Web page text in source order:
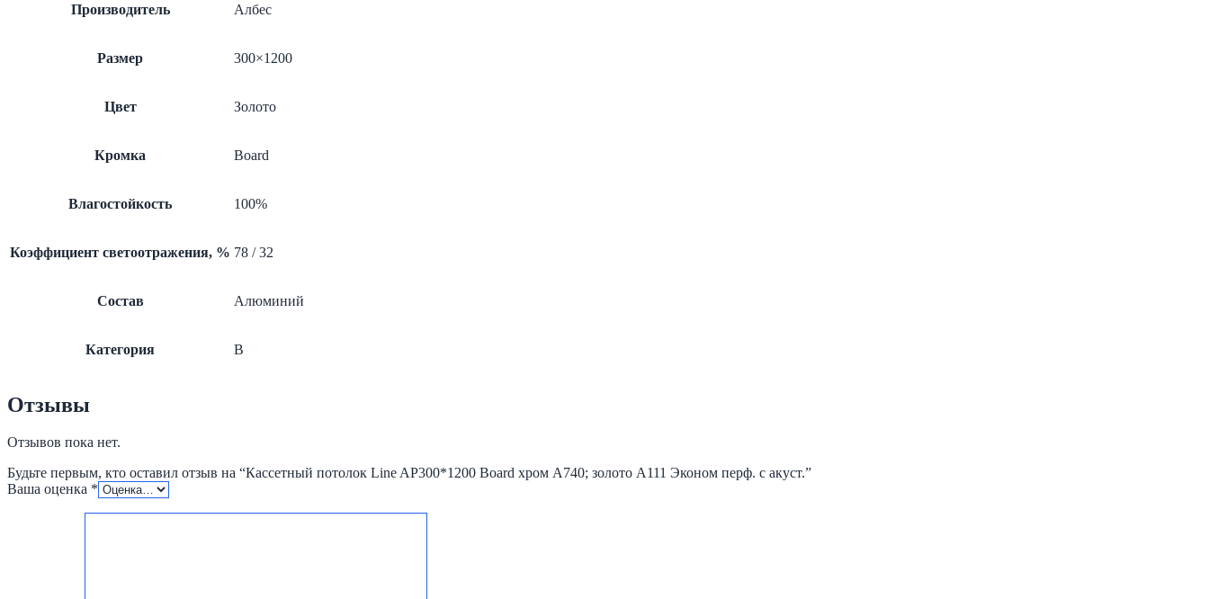
Производитель Албес
Размер 300×1200
Цвет Золото
Кромка Board
Влагостойкость 100%
Коэффициент светоотражения, % 78 / 32
Состав Алюминий
Категория B
Отзывы
Отзывов пока нет.
Будьте первым, кто оставил отзыв на “Кассетный потолок Line AP300*1200 Board хром А740; золото А111 Эконом перф. с акуст.”
Ваша оценка *